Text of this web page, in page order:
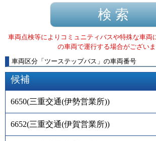
車両点検等によりコミュニティバスや特殊な車両
の車両で運行する場合がございま
車両区分 「 ツーステップバス 」 の車両番号
候補
6650(三重交通(伊勢営業所))
6652(三重交通(伊賀営業所))